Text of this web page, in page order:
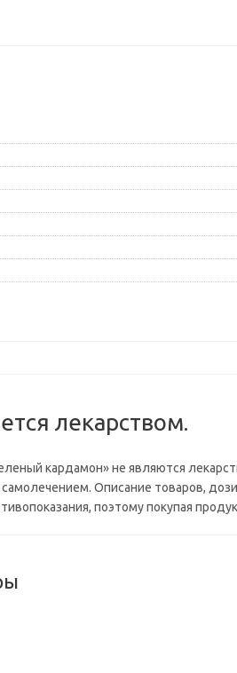
лекарством.
кардамон» не являются
Описание товаров,
поэтому покупая